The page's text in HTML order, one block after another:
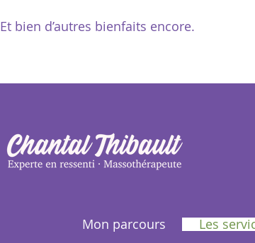
Et bien d’autres bienfaits encore.
Mon parcours Les